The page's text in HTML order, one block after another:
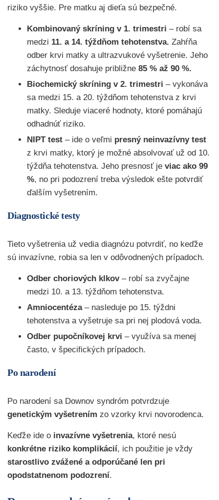
riziko vyššie. Pre matku aj dieťa sú bezpečné.
Kombinovaný skríning v 1. trimestri – robí sa
medzi 11. a 14. týždňom tehotenstva. Zahŕňa
odber krvi matky a ultrazvukové vyšetrenie. Jeho
záchytnosť dosahuje približne 85 % až 90 %.
Biochemický skríning v 2. trimestri – vykonáva
sa medzi 15. a 20. týždňom tehotenstva z krvi
matky. Sleduje viaceré hodnoty, ktoré pomáhajú
odhadnúť riziko.
NIPT test – ide o veľmi presný neinvazívny test
z krvi matky, ktorý je možné absolvovať už od 10.
týždňa tehotenstva. Jeho presnosť je viac ako 99
%, no pri podozrení treba výsledok ešte potvrdiť
ďalším vyšetrením.
Diagnostické testy
Tieto vyšetrenia už vedia diagnózu potvrdiť, no keďže
sú invazívne, robia sa len v odôvodnených prípadoch.
Odber choriových klkov– robí sa zvyčajne
medzi 10. a 13. týždňom tehotenstva.
Amniocentéza– nasleduje po 15. týždni
tehotenstva a vyšetruje sa pri nej plodová voda.
Odber pupočníkovej krvi – využíva sa menej
často, v špecifických prípadoch.
Po narodení
Po narodení sa Downov syndróm potvrdzuje
genetickým vyšetrením zo vzorky krvi novorodenca.
Keďže ide o invazívne vyšetrenia, ktoré nesú
konkrétne riziko komplikácií, ich použitie je vždy
starostlivo zvážené a odporúčané len pri
opodstatnenom podozrení.